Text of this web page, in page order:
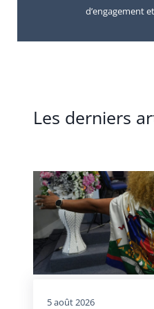
d’engagement
Les derniers
5 août 2026